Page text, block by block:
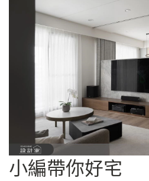
小編帶你好宅